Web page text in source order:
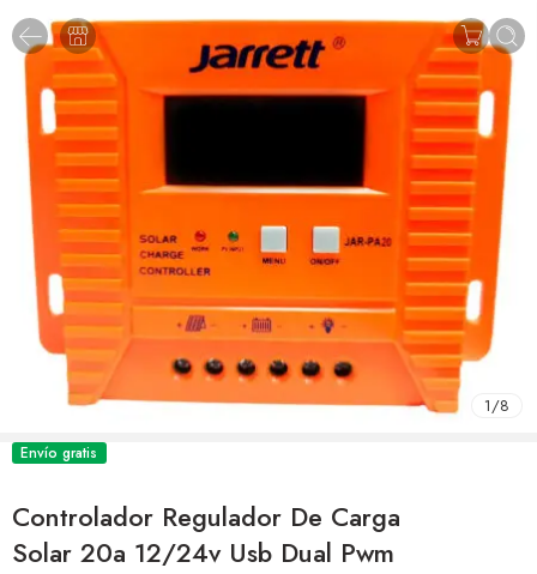
1/8
Envío gratis
Controlador Regulador De Carga
Solar 20a 12/24v Usb Dual Pwm